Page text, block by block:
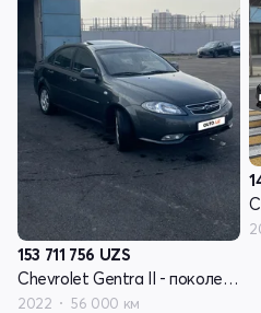
153 711 756 UZS
Chevrolet Gentra II - поколение
2022 56 000 км